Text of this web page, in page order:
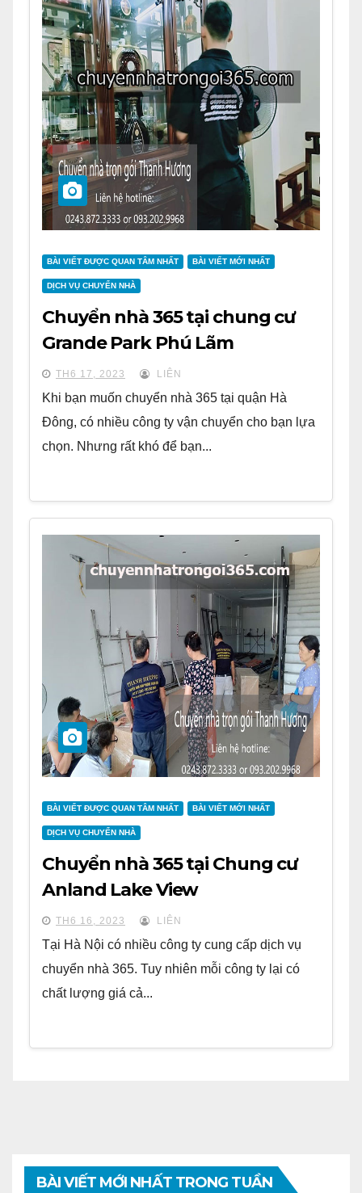
BÀI VIẾT ĐƯỢC QUAN TÂM NHẤT BÀI VIẾT MỚI NHẤT
DỊCH VỤ CHUYỂN NHÀ
Chuyển nhà 365 tại chung cư
Grande Park Phú Lãm
TH6 17, 2023 LIÊN
Khi bạn muốn chuyển nhà 365 tại quận Hà
Đông, có nhiều công ty vận chuyển cho bạn lựa
chọn. Nhưng rất khó để bạn...
BÀI VIẾT ĐƯỢC QUAN TÂM NHẤT BÀI VIẾT MỚI NHẤT
DỊCH VỤ CHUYỂN NHÀ
Chuyển nhà 365 tại Chung cư
Anland Lake View
TH6 16, 2023 LIÊN
Tại Hà Nội có nhiều công ty cung cấp dịch vụ
chuyển nhà 365. Tuy nhiên mỗi công ty lại có
chất lượng giá cả...
BÀI VIẾT MỚI NHẤT TRONG TUẦN